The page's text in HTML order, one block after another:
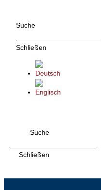
Suche
Schließen
Suche
Schließen